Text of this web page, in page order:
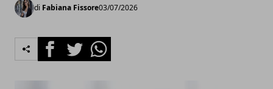
di Fabiana Fissore03/07/2026
FacebookTwitterWhatsapp